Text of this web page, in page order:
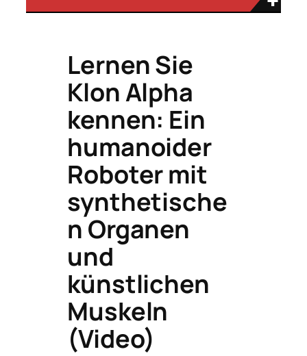
Lernen Sie
Klon Alpha
kennen: Ein
humanoider
Roboter mit
synthetische
n Organen
und
künstlichen
Muskeln
(Video)